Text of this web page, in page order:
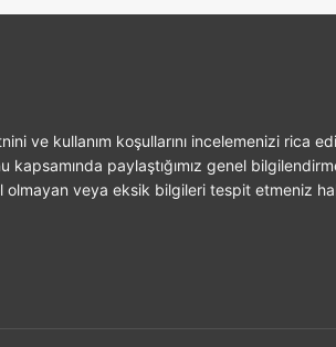
ve kullanım koşullarını incelemenizi rica
paylaştığımız genel
olmayan veya eksik bilgileri tespit etmeniz